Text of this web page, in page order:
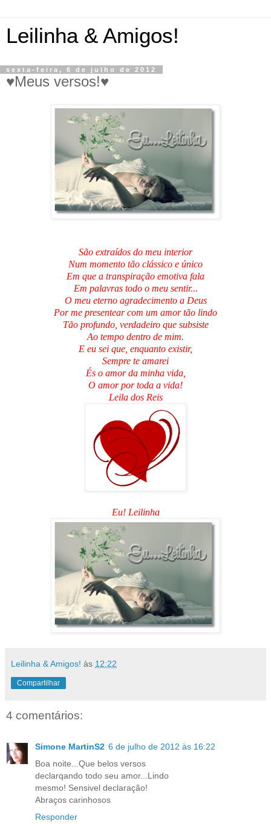
Leilinha & Amigos!
sexta-feira, 6 de julho de 2012
♥Meus versos!♥
São extraídos do meu interior
Num momento tão clássico e único
Em que a transpiração emotiva fala
Em palavras todo o meu sentir...
O meu eterno agradecimento a Deus
Por me presentear com um amor tão lindo
Tão profundo, verdadeiro que subsiste
Ao tempo dentro de mim.
E eu sei que, enquanto existir,
Sempre te amarei
És o amor da minha vida,
O amor por toda a vida!
Leila dos Reis
Eu! Leilinha
Leilinha & Amigos! às 12:22
Compartilhar
4 comentários:
Simone MartinS2 6 de julho de 2012 às 16:22
Boa noite...Que belos versos
declarqando todo seu amor...Lindo
mesmo! Sensivel declaração!
Abraços carinhosos
Responder